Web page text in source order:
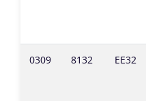
0309 8132 EE32